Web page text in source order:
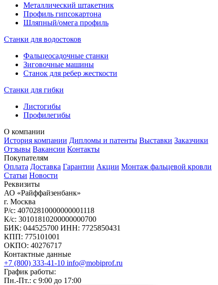
Металлический штакетник
Профиль гипсокартона
Шляпный/омега профиль
Станки для водостоков
Фальцеосадочные станки
Зиговочные машины
Станок для ребер жесткости
Станки для гибки
Листогибы
Профилегибы
О компании
История компании Дипломы и патенты Выставки Заказчики
Отзывы Вакансии Контакты
Покупателям
Оплата Доставка Гарантии Акции Монтаж фальцевой кровли
Статьи Новости
Реквизиты
АО «Райффайзенбанк»
г. Москва
Р/с: 40702810000000001118
К/с: 30101810200000000700
БИК: 044525700 ИНН: 7725850431
КПП: 775101001
ОКПО: 40276717
Контактные данные
+7 (800) 333-41-10 info@mobiprof.ru
График работы:
Пн.-Пт.: с 9:00 до 17:00